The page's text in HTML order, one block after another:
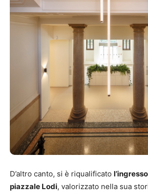
D’altro canto, si è riqualificato
piazzale Lodi, valorizzato nella sua